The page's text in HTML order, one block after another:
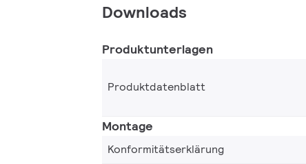
Downloads
Produktunterlagen
Produktdatenblatt
Montage
Konformitätserklärung